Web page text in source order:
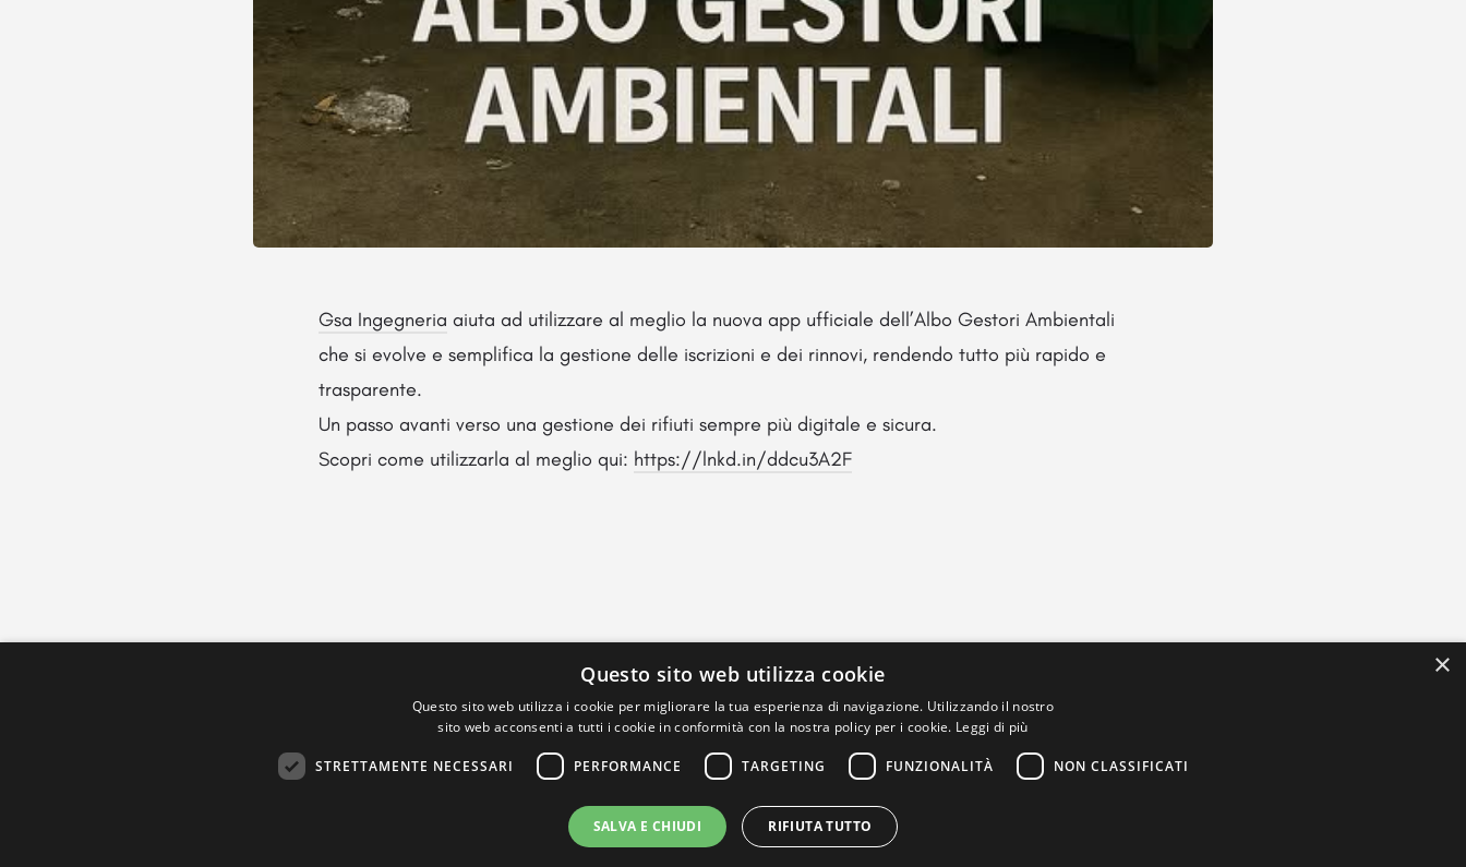
Gsa Ingegneria aiuta ad utilizzare al meglio la nuova app ufficiale dell’Albo Gestori Ambientali
che si evolve e semplifica la gestione delle iscrizioni e dei rinnovi, rendendo tutto più rapido e
trasparente.
Un passo avanti verso una gestione dei rifiuti sempre più digitale e sicura.
Scopri come utilizzarla al meglio qui: https://lnkd.in/ddcu3A2F
×
Questo sito web utilizza cookie
Questo sito web utilizza i cookie per migliorare la tua esperienza di navigazione. Utilizzando il nostro
sito web acconsenti a tutti i cookie in conformità con la nostra policy per i cookie. Leggi di più
STRETTAMENTE NECESSARI PERFORMANCE TARGETING FUNZIONALITÀ NON CLASSIFICATI
SALVA E CHIUDI RIFIUTA TUTTO